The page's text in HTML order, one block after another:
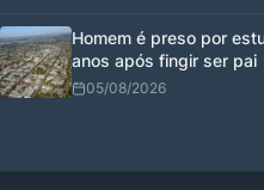
Homem é preso por
anos após fingir ser pai
05/08/2026